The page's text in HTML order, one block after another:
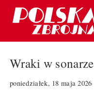
Wraki w sonarze
poniedziałek, 18 maja 2026